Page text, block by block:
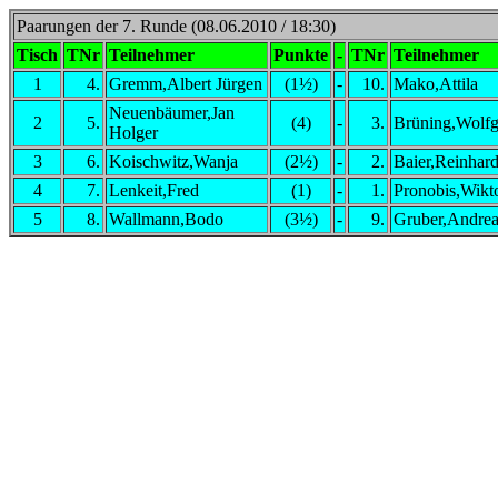
Paarungen der 7. Runde (08.06.2010 / 18:30)
Tisch TNr Teilnehmer Punkte - TNr Teilnehmer
1
4. Gremm,Albert Jürgen (1½) - 10. Mako,Attila
2 5.
Neuenbäumer,Jan
Holger
(4) - 3.
3 6. Koischwitz,Wanja (2½) - 2. Baier,Reinhard
4
7. Lenkeit,Fred (1) - 1.
5
8. Wallmann,Bodo (3½) - 9.